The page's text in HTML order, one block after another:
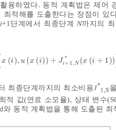
용하였다. 동적 계획법은 제어
최적해를 도출한다는 장점이
i+1단계에서 최종단계 N까지의
x (i ), u (x (i)) + J *
i+ 1,N (x (i + 1))
i=minu iLxi,ux i+ Ji+ 1 ,N*x i+ 1
최종단계까지의 최소비용J*
1,N
적 값(연료 소모율), 상태 변수
동적 계획법을 통해 도출된